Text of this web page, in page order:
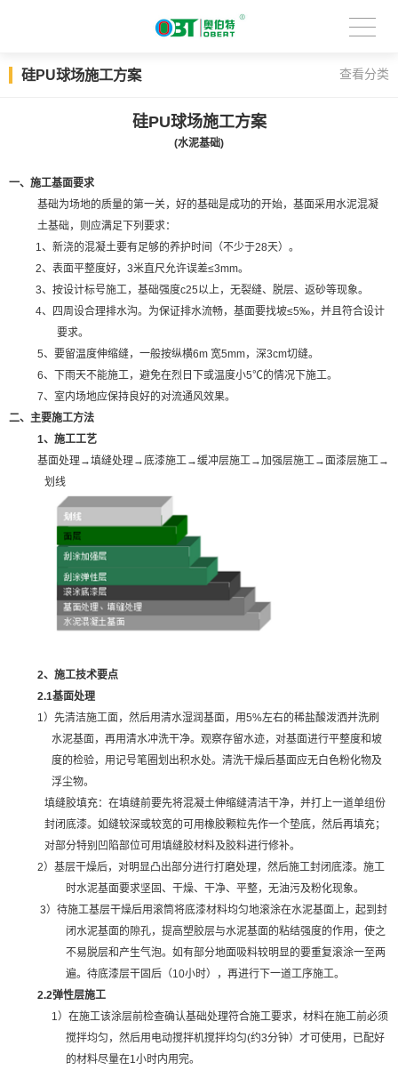
硅PU球场施工方案 查看分类
硅PU球场施工方案
(水泥基础)
一、施工基面要求
基础为场地的质量的第一关，好的基础是成功的开始，基面采用水泥混凝
土基础，则应满足下列要求：
1、新浇的混凝土要有足够的养护时间（不少于28天）。
2、表面平整度好， 3米直尺允许误差≤3mm。
3、按设计标号施工，基础强度c25以上，无裂缝、脱层、返砂等现象。
4、四周设合理排水沟。为保证排水流畅，基面要找坡≤5‰，并且符合设计
要求。
5、要留温度伸缩缝，一般按纵横6m 宽5mm，深3cm切缝。
6、下雨天不能施工，避免在烈日下或温度小5℃的情况下施工。
7、室内场地应保持良好的对流通风效果。
二、主要施工方法
1、施工工艺
基面处理→填缝处理→底漆施工→缓冲层施工→加强层施工→面漆层施工→
划线
2、施工技术要点
2.1基面处理
1 ）先清洁施工面，然后用清水湿润基面，用5%左右的稀盐酸泼洒并洗刷
水泥基面，再用清水冲洗干净。观察存留水迹，对基面进行平整度和坡
度的检验，用记号笔圈划出积水处。清洗干燥后基面应无白色粉化物及
浮尘物。
填缝胶填充：在填缝前要先将混凝土伸缩缝清洁干净，并打上一道单组份
封闭底漆。如缝较深或较宽的可用橡胶颗粒先作一个垫底，然后再填充；
对部分特别凹陷部位可用填缝胶材料及胶料进行修补。
2）基层干燥后，对明显凸出部分进行打磨处理，然后施工封闭底漆。施工
时水泥基面要求坚固、干燥、干净、平整，无油污及粉化现象。
3）待施工基层干燥后用滚筒将底漆材料均匀地滚涂在水泥基面上，起到封
闭水泥基面的隙孔，提高塑胶层与水泥基面的粘结强度的作用，使之
不易脱层和产生气泡。如有部分地面吸料较明显的要重复滚涂一至两
遍。待底漆层干固后（10小时），再进行下一道工序施工。
2.2弹性层施工
1 ）在施工该涂层前检查确认基础处理符合施工要求，材料在施工前必须
搅拌均匀， 然后用电动搅拌机搅拌均匀(约3分钟）才可使用，已配好
的材料尽量在1 小时内用完。